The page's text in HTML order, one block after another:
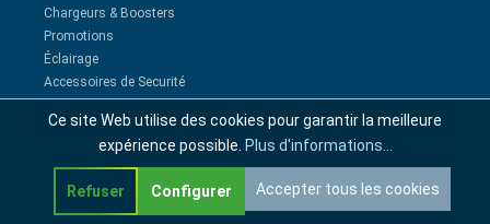
Chargeurs & Boosters
Promotions
Éclairage
Accessoires de Securité
Accessoires remorque
Accessoires VÉ
Sécuriser et démarrer
Zomer Essentials
Entretien climatisation
Ce site Web utilise des cookies pour garantir la meilleure
expérience possible. Plus d'informations...
Refuser Configurer Accepter tous les cookies